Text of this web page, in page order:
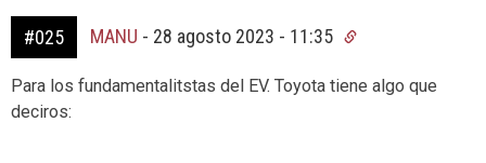
#025 MANU - 28 agosto 2023 - 11:35
Para los fundamentalitstas del EV. Toyota tiene algo que
deciros: